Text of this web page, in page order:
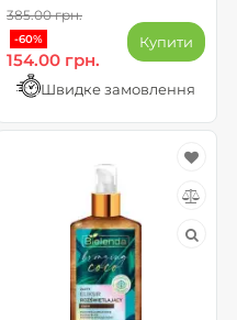
385.00 грн.
-60%
154.00 грн.
Купити
Швидке замовлення